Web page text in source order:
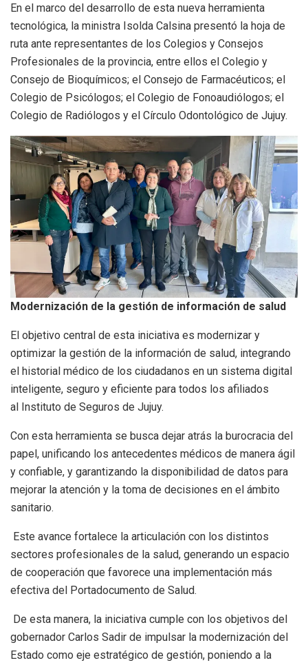
En el marco del desarrollo de esta nueva herramienta
tecnológica, la ministra Isolda Calsina presentó la hoja de
ruta ante representantes de los Colegios y Consejos
Profesionales de la provincia, entre ellos el Colegio y
Consejo de Bioquímicos; el Consejo de Farmacéuticos; el
Colegio de Psicólogos; el Colegio de Fonoaudiólogos; el
Colegio de Radiólogos y el Círculo Odontológico de Jujuy.
Modernización de la gestión de información de salud
El objetivo central de esta iniciativa es modernizar y
optimizar la gestión de la información de salud, integrando
el historial médico de los ciudadanos en un sistema digital
inteligente, seguro y eficiente para todos los afiliados
al Instituto de Seguros de Jujuy.
Con esta herramienta se busca dejar atrás la burocracia del
papel, unificando los antecedentes médicos de manera ágil
y confiable, y garantizando la disponibilidad de datos para
mejorar la atención y la toma de decisiones en el ámbito
sanitario.
Este avance fortalece la articulación con los distintos
sectores profesionales de la salud, generando un espacio
de cooperación que favorece una implementación más
efectiva del Portadocumento de Salud.
De esta manera, la iniciativa cumple con los objetivos del
gobernador Carlos Sadir de impulsar la modernización del
Estado como eje estratégico de gestión, poniendo a la